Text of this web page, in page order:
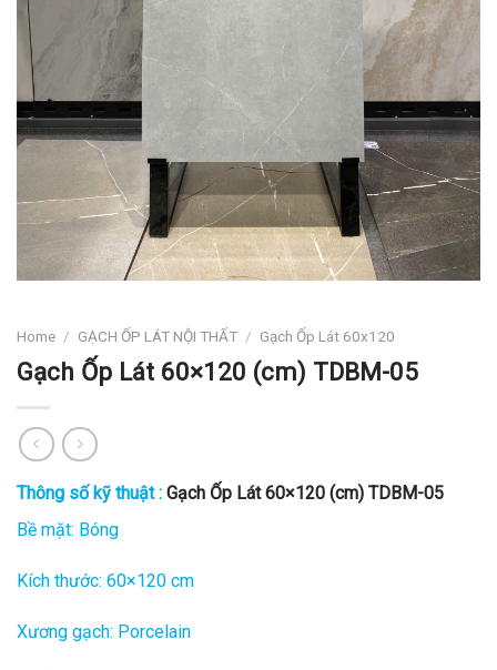
Home / GẠCH ỐP LÁT NỘI THẤT / Gạch Ốp Lát 60x120
Gạch Ốp Lát 60×120 (cm) TDBM-05
Thông số kỹ thuật : Gạch Ốp Lát 60×120 (cm) TDBM-05
Bề mặt: Bóng
Kích thước: 60×120 cm
Xương gạch: Porcelain